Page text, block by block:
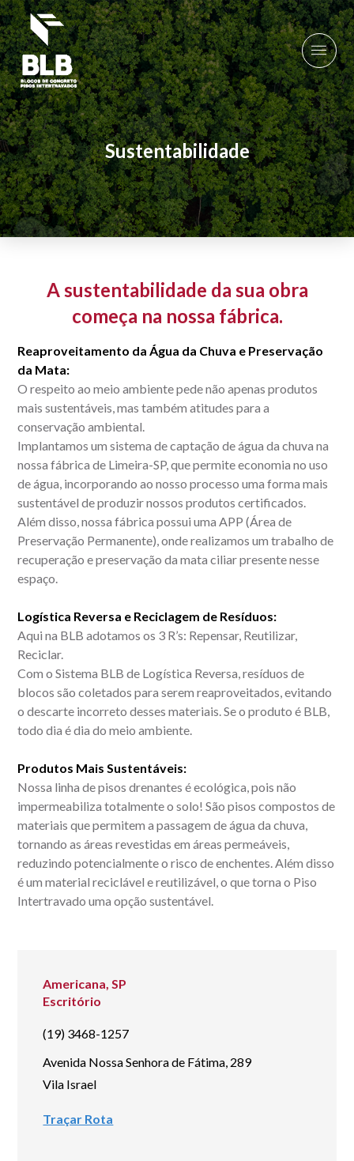
Sustentabilidade
A sustentabilidade da sua obra
começa na nossa fábrica.
Reaproveitamento da Água da Chuva e Preservação
da Mata:
O respeito ao meio ambiente pede não apenas produtos
mais sustentáveis, mas também atitudes para a
conservação ambiental.
Implantamos um sistema de captação de água da chuva na
nossa fábrica de Limeira-SP, que permite economia no uso
de água, incorporando ao nosso processo uma forma mais
sustentável de produzir nossos produtos certificados.
Além disso, nossa fábrica possui uma APP (Área de
Preservação Permanente), onde realizamos um trabalho de
recuperação e preservação da mata ciliar presente nesse
espaço.
Logística Reversa e Reciclagem de Resíduos:
Aqui na BLB adotamos os 3 R’s: Repensar, Reutilizar,
Reciclar.
Com o Sistema BLB de Logística Reversa, resíduos de
blocos são coletados para serem reaproveitados, evitando
o descarte incorreto desses materiais. Se o produto é BLB,
todo dia é dia do meio ambiente.
Produtos Mais Sustentáveis:
Nossa linha de pisos drenantes é ecológica, pois não
impermeabiliza totalmente o solo! São pisos compostos de
materiais que permitem a passagem de água da chuva,
tornando as áreas revestidas em áreas permeáveis,
reduzindo potencialmente o risco de enchentes. Além disso
é um material reciclável e reutilizável, o que torna o Piso
Intertravado uma opção sustentável.
Americana, SP
Escritório
(19) 3468-1257
Avenida Nossa Senhora de Fátima, 289
Vila Israel
Traçar Rota